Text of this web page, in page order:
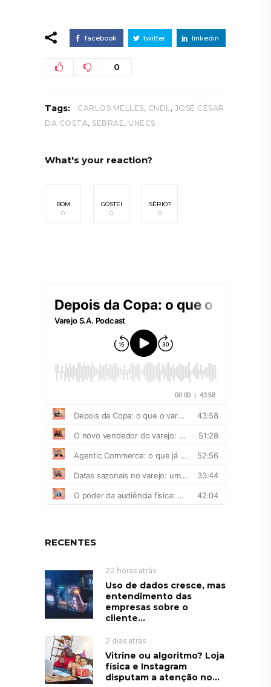
facebook twitter linkedin
0
Tags: CARLOS MELLES, CNDL , JOSÉ CÉSAR
DA COSTA, SEBRAE, UNECS
What's your reaction?
BOM
0
GOSTEI
0
SÉRIO?
0
RECENTES
22 horas atrás
Uso de dados cresce, mas
entendimento das
empresas sobre o
cliente...
2 dias atrás
Vitrine ou algoritmo? Loja
física e Instagram
disputam a atenção no...